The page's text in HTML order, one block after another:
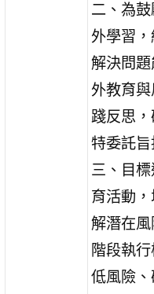
二、為
外學習
解決問
外教育
踐反思
特委託旨
三、目
育活動
解潛在
階段執
低風險、